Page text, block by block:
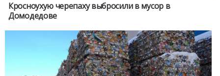
Кросноухую черепаху выбросили в мусор в
Домодедове